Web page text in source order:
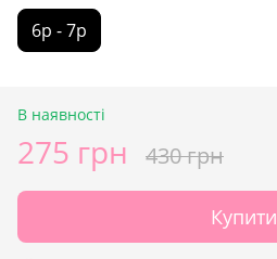
6р - 7р
В наявності
275 грн 430 грн
Купити